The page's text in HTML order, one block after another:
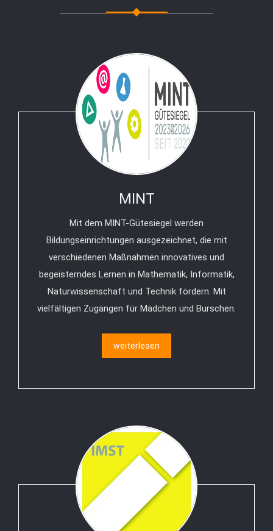
MINT
Mit dem MINT-Gütesiegel werden
Bildungseinrichtungen ausgezeichnet, die mit
verschiedenen Maßnahmen innovatives und
begeisterndes Lernen in Mathematik, Informatik,
Naturwissenschaft und Technik fördern. Mit
vielfältigen Zugängen für Mädchen und Burschen.
weiterlesen